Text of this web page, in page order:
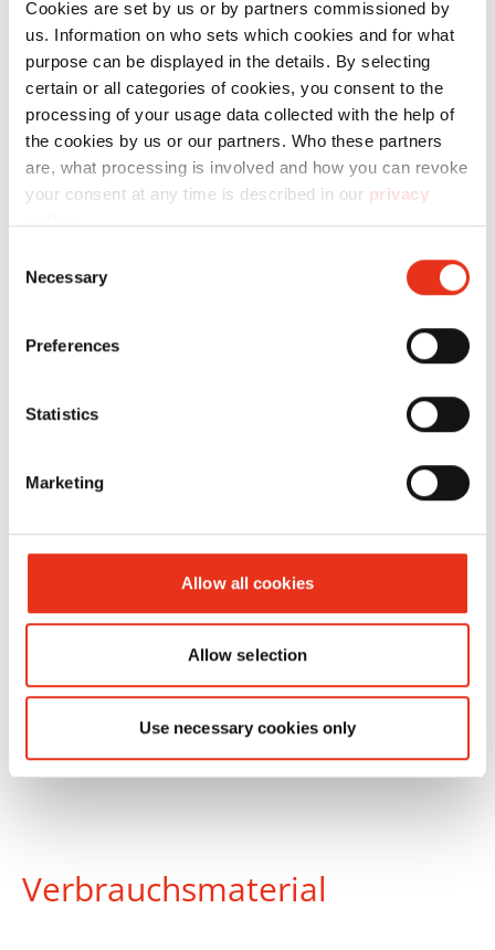
Cookies are set by us or by partners commissioned by
us. Information on who sets which cookies and for what
purpose can be displayed in the details. By selecting
certain or all categories of cookies, you consent to the
processing of your usage data collected with the help of
the cookies by us or our partners. Who these partners
are, what processing is involved and how you can revoke
your consent at any time is described in our privacy
Selection
Necessary
Preferences
Statistics
Marketing
Allow all cookies
Allow selection
Use necessary cookies only
X15 - 4 x 37
mm + Sep.
CD-
Schneidwerk
HSM
X24 - 4 x 37
CD-
4026631083065
Verbrauchsmaterial